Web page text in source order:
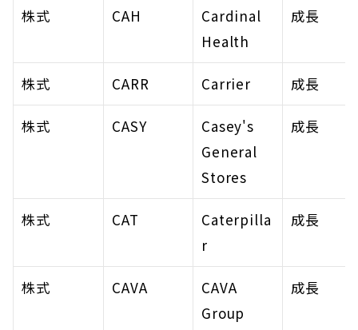
株式 CAH
Cardinal
Health
成長
株式 CARR Carrier 成長
株式 CASY
Casey's
General
Stores
成長
株式 CAT
Caterpilla
r
成長
株式 CAVA
CAVA
Group
成長